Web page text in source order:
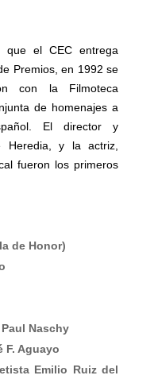
que el CEC entrega
Premios, en 1992 se
con la Filmoteca
de homenajes a
El director y
Heredia, y la actriz,
fueron los primeros
de Honor)
Naschy
F. Aguayo
Emilio Ruiz del